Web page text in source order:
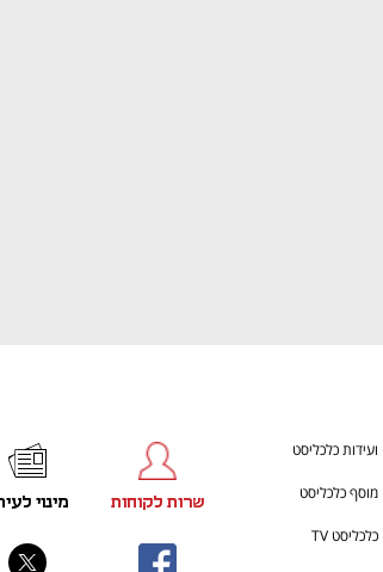
ועידות כלכליסט
מוסף כלכליסט
כלכליסט TV
שרות לקוחות מינוי